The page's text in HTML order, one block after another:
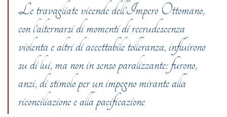
Le travagliate vicende dell’Impero Ottomano,
con l’alternarsi di momenti di recrudescenza
violenta e altri di accettabile tolleranza, influirono
su di lui, ma non in senso paralizzante: furono,
anzi, di stimolo per un impegno mirante alla
riconciliazione e alla pacificazione